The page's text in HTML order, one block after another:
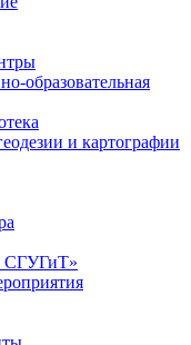
образовательная
и картографии
СГУГиТ»